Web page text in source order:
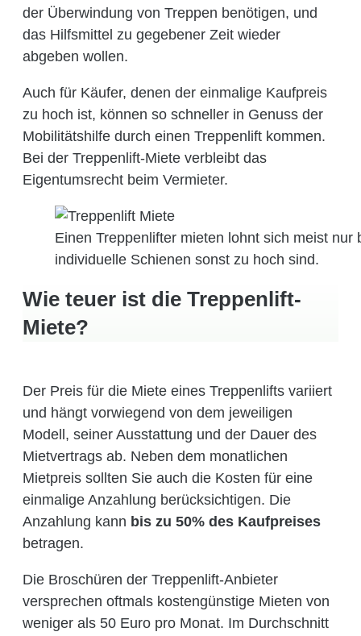
der Überwindung von Treppen benötigen, und
das Hilfsmittel zu gegebener Zeit wieder
abgeben wollen.
Auch für Käufer, denen der einmalige Kaufpreis
zu hoch ist, können so schneller in Genuss der
Mobilitätshilfe durch einen Treppenlift kommen.
Bei der Treppenlift-Miete verbleibt das
Eigentumsrecht beim Vermieter.
Einen Treppenlifter mieten lohnt sich meist
individuelle Schienen sonst zu hoch sind.
Wie teuer ist die Treppenlift-
Miete?
Der Preis für die Miete eines Treppenlifts variiert
und hängt vorwiegend von dem jeweiligen
Modell, seiner Ausstattung und der Dauer des
Mietvertrags ab. Neben dem monatlichen
Mietpreis sollten Sie auch die Kosten für eine
einmalige Anzahlung berücksichtigen. Die
Anzahlung kann bis zu 50% des Kaufpreises
betragen.
Die Broschüren der Treppenlift-Anbieter
versprechen oftmals kostengünstige Mieten von
weniger als 50 Euro pro Monat. Im Durchschnitt